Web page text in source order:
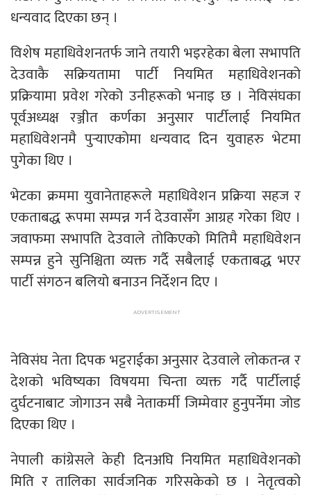
धन्यवाद दिएका छन् ।
विशेष महाधिवेशनतर्फ जाने तयारी भइरहेका बेला सभापति
देउवाकै सक्रियतामा पार्टी नियमित महाधिवेशनको
प्रक्रियामा प्रवेश गरेको उनीहरूको भनाइ छ । नेविसंघका
पूर्वअध्यक्ष रञ्जीत कर्णका अनुसार पार्टीलाई नियमित
महाधिवेशनमै पुर्‍याएकोमा धन्यवाद दिन युवाहरु भेटमा
पुगेका थिए ।
भेटका क्रममा युवानेताहरूले महाधिवेशन प्रक्रिया सहज र
एकताबद्ध रूपमा सम्पन्न गर्न देउवासँग आग्रह गरेका थिए ।
जवाफमा सभापति देउवाले तोकिएको मितिमै महाधिवेशन
सम्पन्न हुने सुनिश्चिता व्यक्त गर्दै सबैलाई एकताबद्ध भएर
पार्टी संगठन बलियो बनाउन निर्देशन दिए ।
नेविसंघ नेता दिपक भट्टराईका अनुसार देउवाले लोकतन्त्र र
देशको भविष्यका विषयमा चिन्ता व्यक्त गर्दै पार्टीलाई
दुर्घटनाबाट जोगाउन सबै नेताकर्मी जिम्मेवार हुनुपर्नेमा जोड
दिएका थिए ।
नेपाली कांग्रेसले केही दिनअघि नियमित महाधिवेशनको
मिति र तालिका सार्वजनिक गरिसकेको छ । नेतृत्वको